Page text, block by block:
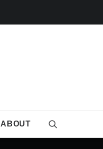
ABOUT